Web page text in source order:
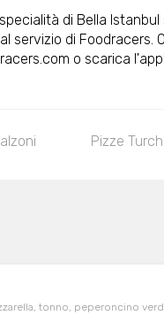
di Bella Istanbul
servizio di Foodracers.
o scarica l'app!
Pizze
tonno, peperoncino